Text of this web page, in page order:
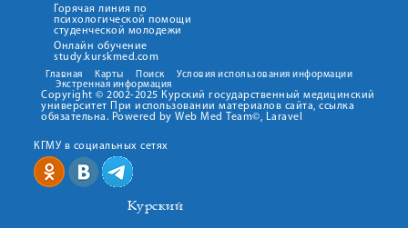
Горячая линия по
психологической помощи
студенческой молодежи
Онлайн обучение
study.kurskmed.com
Главная Карты Поиск
Условия использования информации
Экстренная информация
Copyright © 2002-2025 Курский государственный медицинский
университет При использовании материалов сайта, ссылка
обязательна. Powered by Web Med Team©, Laravel
КГМУ в социальных сетях
Курский